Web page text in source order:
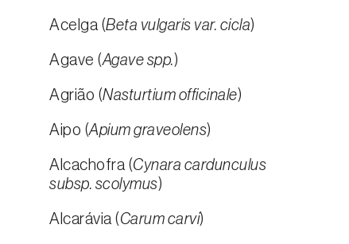
Acelga (Beta vulgaris var. cicla)
Agave (Agave spp.)
Agrião (Nasturtium officinale)
Aipo (Apium graveolens)
Alcachofra (Cynara cardunculus
subsp. scolymus)
Alcarávia (Carum carvi)